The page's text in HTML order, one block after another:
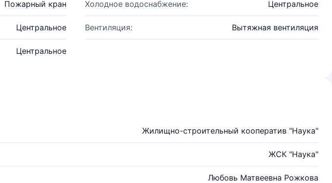
Пожарный кран Холодное водоснабжение: Центральное
Центральное Вентиляция: Вытяжная вентиляция
Центральное
Жилищно-строительный кооператив "Наука"
ЖСК "Наука"
Любовь Матвеевна Рожкова